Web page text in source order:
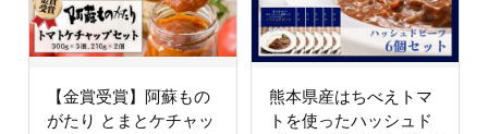
【金賞受賞】阿蘇もの
がたり とまとケチャッ
熊本県産はちべえトマ
トを使ったハッシュド